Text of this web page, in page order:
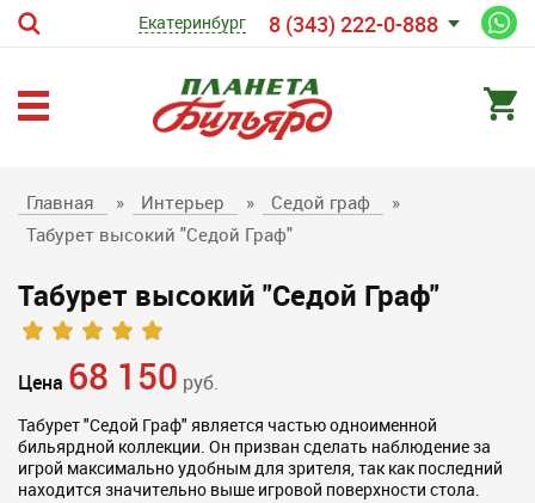
Екатеринбург 8 (343) 222-0-888
Главная » Интерьер » Седой граф
»
Табурет высокий "Седой Граф"
Табурет высокий "Седой Граф"
Цена 68 150 руб.
Табурет "Седой Граф" является частью одноименной
бильярдной коллекции. Он призван сделать наблюдение за
игрой максимально удобным для зрителя, так как последний
находится значительно выше игровой поверхности стола.